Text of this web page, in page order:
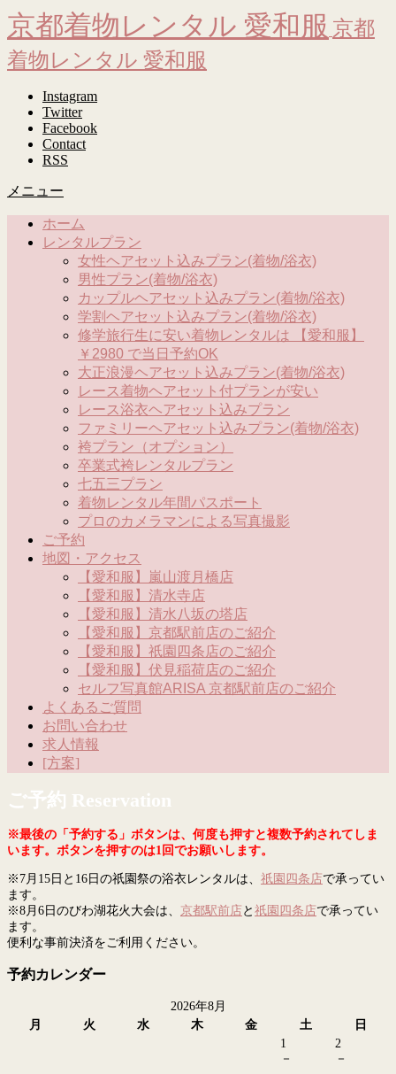
京都着物レンタル 愛和服 京都
着物レンタル 愛和服
Instagram
Twitter
Facebook
Contact
RSS
メニュー
ホーム
レンタルプラン
女性ヘアセット込みプラン(着物/浴衣)
男性プラン(着物/浴衣)
カップルヘアセット込みプラン(着物/浴衣)
学割ヘアセット込みプラン(着物/浴衣)
修学旅行生に安い着物レンタルは 【愛和服】
￥2980 で当日予約OK
大正浪漫ヘアセット込みプラン(着物/浴衣)
レース着物ヘアセット付プランが安い
レース浴衣ヘアセット込みプラン
ファミリーヘアセット込みプラン(着物/浴衣)
袴プラン（オプション）
卒業式袴レンタルプラン
七五三プラン
着物レンタル年間パスポート
プロのカメラマンによる写真撮影
ご予約
地図・アクセス
【愛和服】嵐山渡月橋店
【愛和服】清水寺店
【愛和服】清水八坂の塔店
【愛和服】京都駅前店のご紹介
【愛和服】祇園四条店のご紹介
【愛和服】伏見稲荷店のご紹介
セルフ写真館ARISA 京都駅前店のご紹介
よくあるご質問
お問い合わせ
求人情報
[方案]
ご予約 Reservation
※最後の「予約する」ボタンは、何度も押すと複数予約されてしま
います。ボタンを押すのは1回でお願いします。
※7月15日と16日の祇園祭の浴衣レンタルは、 祇園四条店で承ってい
ます。
※8月6日のびわ湖花火大会は、 京都駅前店 と 祇園四条店で承ってい
ます。
便利な事前決済をご利用ください。
予約カレンダー
2026年8月
月
火 水 木 金 土
日
1
－
2
－